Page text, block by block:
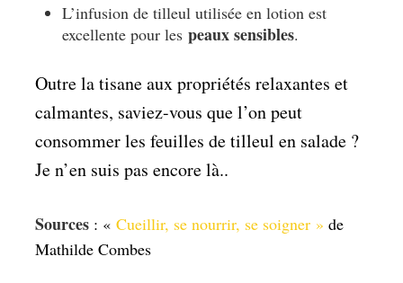
L’infusion de tilleul utilisée en lotion est
excellente pour les peaux sensibles.
Outre la tisane aux propriétés relaxantes et
calmantes, saviez-vous que l’on peut
consommer les feuilles de tilleul en salade ?
Je n’en suis pas encore là..
Sources : « Cueillir, se nourrir, se soigner » de
Mathilde Combes